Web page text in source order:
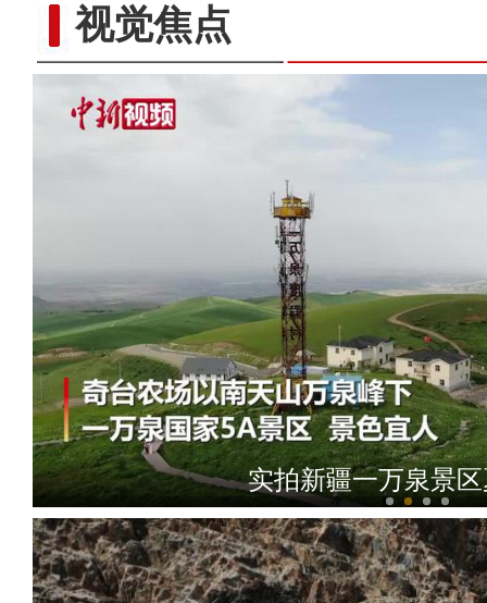
视觉焦点实拍新疆科桑溶洞国家森
实拍新疆一万泉景